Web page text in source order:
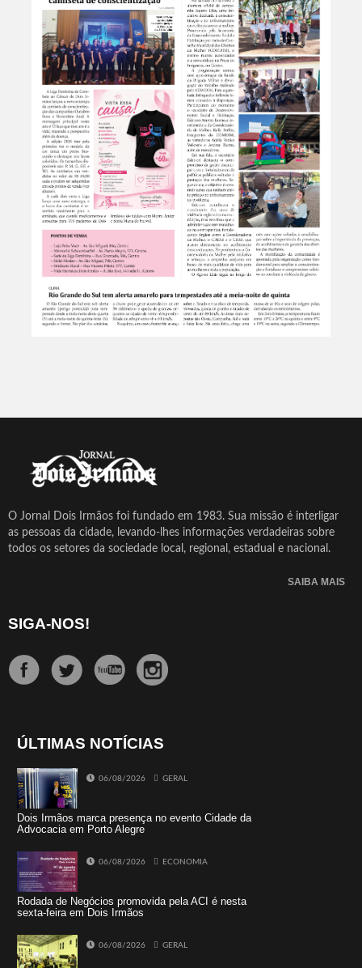
O Jornal Dois Irmãos foi fundado em 1983. Sua missão é interligar
as pessoas da cidade, levando-lhes informações verdadeiras sobre
todos os setores da sociedade local, regional, estadual e nacional.
SAIBA MAIS
SIGA-NOS!
ÚLTIMAS NOTÍCIAS
06/08/2026 GERAL
Dois Irmãos marca presença no evento Cidade da
Advocacia em Porto Alegre
06/08/2026 ECONOMIA
Rodada de Negócios promovida pela ACI é nesta
sexta-feira em Dois Irmãos
06/08/2026 GERAL